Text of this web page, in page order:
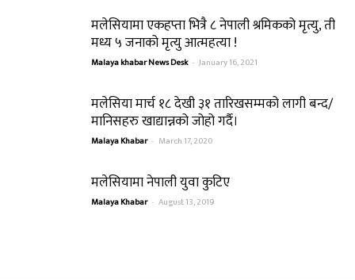
मलेसियामा एकहप्ता भित्रै ८ नेपाली श्रमिकको मृत्यु, ती
मध्य ५ जनाको मृत्यु आत्महत्या !
Malaya khabar News Desk - January 16, 2021
मलेसिया मार्च १८ देखी ३१ तारिखसम्मको लागी बन्द/
मानिसहरु खाद्यान्नको जोहो गर्दै।
Malaya Khabar - March 17, 2020
मलेसियामा नेपाली युवा कुटिए
Malaya Khabar - August 13, 2019